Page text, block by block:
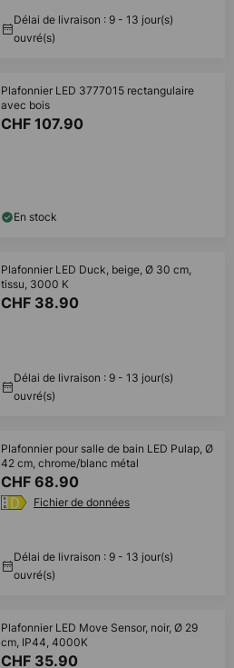
Délai de livraison : 9 - 13 jour(s)
ouvré(s)
Plafonnier LED 3777015 rectangulaire
avec bois
CHF 107.90
En stock
Plafonnier LED Duck, beige, Ø 30 cm,
tissu, 3000 K
CHF 38.90
Délai de livraison : 9 - 13 jour(s)
ouvré(s)
Plafonnier pour salle de bain LED Pulap, Ø
42 cm, chrome/blanc métal
CHF 68.90
Fichier de données
Délai de livraison : 9 - 13 jour(s)
ouvré(s)
Plafonnier LED Move Sensor, noir, Ø 29
cm, IP44, 4000K
CHF 35.90